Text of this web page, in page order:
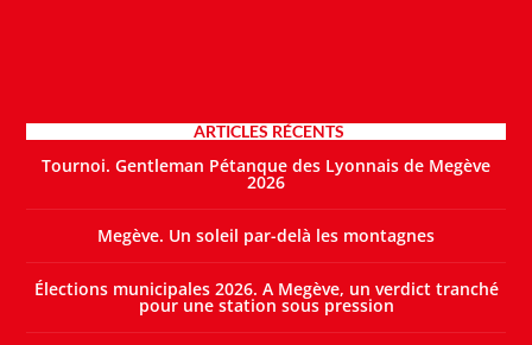
ARTICLES RÉCENTS
Tournoi. Gentleman Pétanque des Lyonnais de Megève
2026
Megève. Un soleil par-delà les montagnes
Élections municipales 2026. A Megève, un verdict tranché
pour une station sous pression